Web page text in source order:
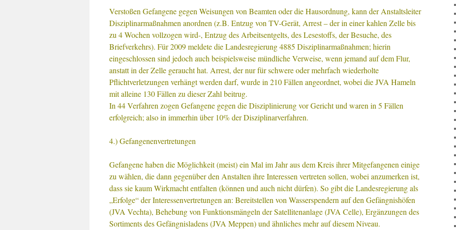
Verstoßen Gefangene gegen Weisungen von Beamten oder die Hausordnung, kann der Anstaltsleiter
Disziplinarmaßnahmen anordnen (z.B. Entzug von TV-Gerät, Arrest – der in einer kahlen Zelle bis
zu 4 Wochen vollzogen wird-, Entzug des Arbeitsentgelts, des Lesestoffs, der Besuche, des
Briefverkehrs). Für 2009 meldete die Landesregierung 4885 Disziplinarmaßnahmen; hierin
eingeschlossen sind jedoch auch beispielsweise mündliche Verweise, wenn jemand auf dem Flur,
anstatt in der Zelle geraucht hat. Arrest, der nur für schwere oder mehrfach wiederholte
Pflichtverletzungen verhängt werden darf, wurde in 210 Fällen angeordnet, wobei die JVA Hameln
mit alleine 130 Fällen zu dieser Zahl beitrug.
In 44 Verfahren zogen Gefangene gegen die Disziplinierung vor Gericht und waren in 5 Fällen
erfolgreich; also in immerhin über 10% der Disziplinarverfahren.
4.) Gefangenenvertretungen
Gefangene haben die Möglichkeit (meist) ein Mal im Jahr aus dem Kreis ihrer Mitgefangenen einige
zu wählen, die dann gegenüber den Anstalten ihre Interessen vertreten sollen, wobei anzumerken ist,
dass sie kaum Wirkmacht entfalten (können und auch nicht dürfen). So gibt die Landesregierung als
„Erfolge“ der Interessenvertretungen an: Bereitstellen von Wasserspendern auf den Gefängnishöfen
(JVA Vechta), Behebung von Funktionsmängeln der Satellitenanlage (JVA Celle), Ergänzungen des
Sortiments des Gefängnisladens (JVA Meppen) und ähnliches mehr auf diesem Niveau.